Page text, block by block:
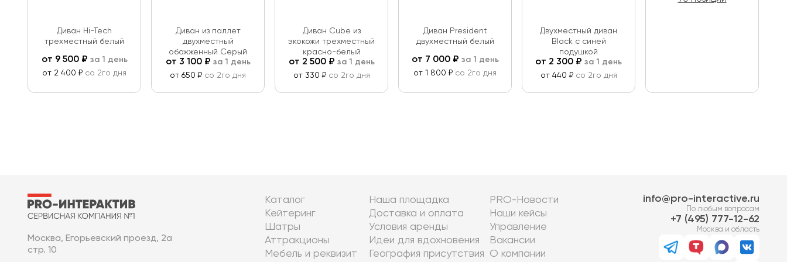
Диван Hi-Tech
трехместный белый
от 9 500₽ за 1 день
от 2 400 ₽ со 2го дня
Диван из паллет
двухместный
обожженный Серый
от 3 100₽ за 1 день
от 650 ₽ со 2го дня
Диван Cube из
экокожи трехместный
красно-белый
от 2 500₽ за 1 день
от 330 ₽ со 2го дня
Диван President
двухместный белый
от 7 000₽ за 1 день
от 1 800 ₽ со 2го дня
Двухместный диван
Black с синей
подушкой
от 2 300 ₽ за 1 день
от 440 ₽ со 2го дня
Москва, Егорьевский проезд, 2а
стр. 10
Каталог
Кейтеринг
Шатры
Аттракционы
Мебель и реквизит
Наша площадка
Доставка и оплата
Условия аренды
Идеи для вдохновения
География присутствия
PRO-Новости
Наши кейсы
Управление
Вакансии
О компании
info@pro-interactive.ru
По любым вопросам
7 (495) 777-12-62
Москва и область